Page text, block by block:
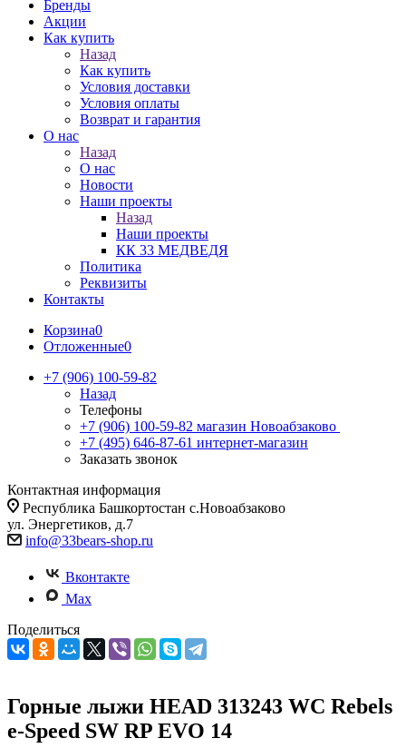
Бренды
Акции
Как купить
Назад
Как купить
Условия доставки
Условия оплаты
Возврат и гарантия
О нас
Назад
О нас
Новости
Наши проекты
Назад
Наши проекты
КК 33 МЕДВЕДЯ
Политика
Реквизиты
Контакты
Корзина0
Отложенные0
+7 (906) 100-59-82
Назад
Телефоны
+7 (906) 100-59-82 магазин Новоабзаково
+7 (495) 646-87-61 интернет-магазин
Заказать звонок
Контактная информация
Республика Башкортостан с.Новоабзаково
ул. Энергетиков, д.7
info@33bears-shop.ru
Вконтакте
Max
Поделиться
Горные лыжи HEAD 313243 WC Rebels
e-Speed SW RP EVO 14